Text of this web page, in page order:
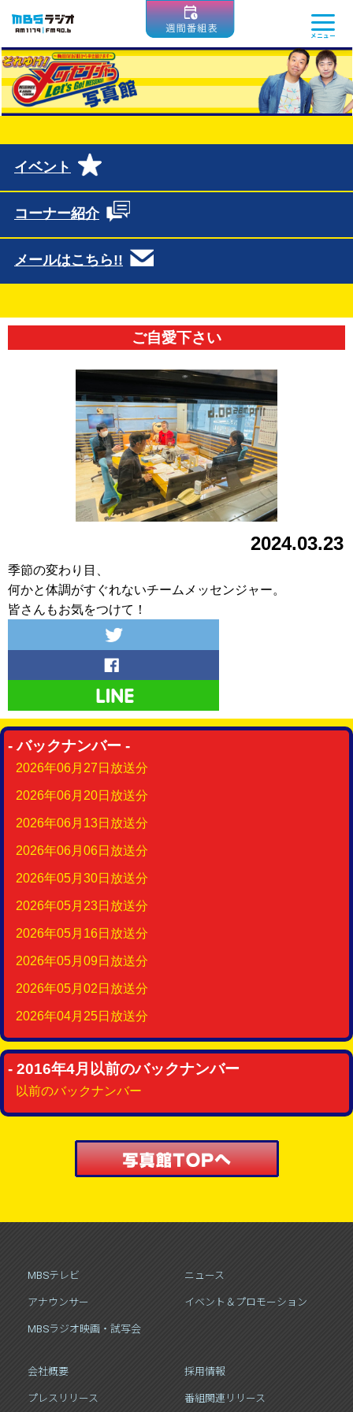
MBSラジオ 1179|FM90.6 メニュー
イベント
コーナー紹介
メールはこちら!!
ご自愛下さい
2024.03.23
季節の変わり目、
何かと体調がすぐれないチームメッセンジャー。
皆さんもお気をつけて！
- バックナンバー -
2026年06月27日放送分
2026年06月20日放送分
2026年06月13日放送分
2026年06月06日放送分
2026年05月30日放送分
2026年05月23日放送分
2026年05月16日放送分
2026年05月09日放送分
2026年05月02日放送分
2026年04月25日放送分
- 2016年4月以前のバックナンバー
以前のバックナンバー
MBSテレビ ニュース
アナウンサー イベント＆プロモーション
MBSラジオ映画・試写会
会社概要 採用情報
プレスリリース 番組関連リリース